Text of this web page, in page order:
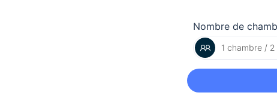
Nombre de
1 chambre /